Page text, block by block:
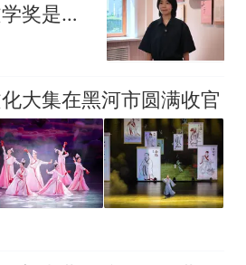
奖是对
次肯定
大集在黑河市圆满收官